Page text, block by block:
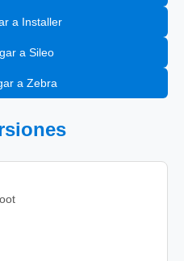
a Installer
a Sileo
a Zebra